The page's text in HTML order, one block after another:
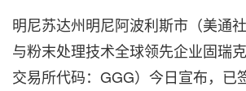
明尼苏达州明尼阿波利斯市（美
与粉末处理技术全球领先企业固瑞
交易所代码：GGG）今日宣布，已